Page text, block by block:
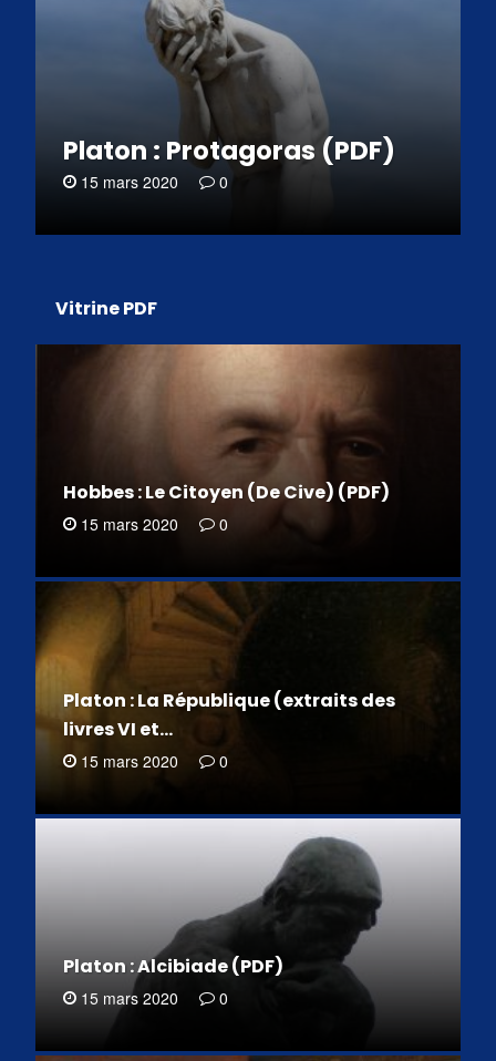
Platon : Protagoras (PDF)
15 mars 2020 0
Vitrine PDF
Hobbes : Le Citoyen (De Cive) (PDF)
15 mars 2020 0
Platon : La République (extraits des
livres VI et…
15 mars 2020 0
Platon : Alcibiade (PDF)
15 mars 2020 0